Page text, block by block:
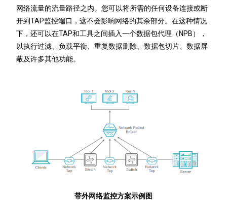
网络流量的流量路径之内。您可以将所需的任何设备连接或断
开到TAP监控端口，这不会影响网络的其余部分。在这种情况
下，还可以在TAP和工具之间插入一个数据包代理（NPB），
以执行过滤、负载平衡、重复数据删除、数据包切片、数据屏
蔽及许多其他功能。
带外网络监控方案示例图